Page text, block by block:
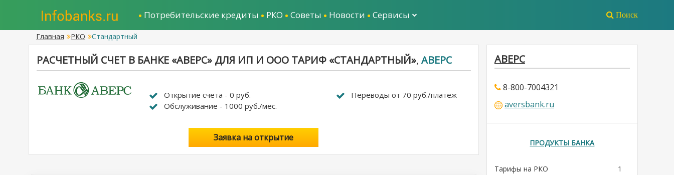
Потребительские кредиты РКО Советы Новости Сервисы Поиск
Главная РКО Стандартный
РАСЧЕТНЫЙ СЧЕТ В БАНКЕ «АВЕРС» ДЛЯ ИП И ООО ТАРИФ «СТАНДАРТНЫЙ», АВЕРС
Открытие счета - 0 руб.
Обслуживание - 1000 руб./мес.
Переводы от 70 руб./платеж
Заявка на открытие
АВЕРС
8-800-7004321
aversbank.ru
ПРОДУКТЫ БАНКА
Тарифы на РКО 1